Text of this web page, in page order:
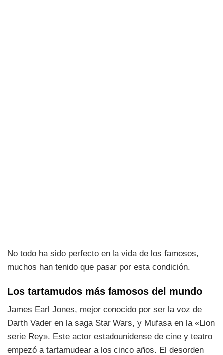
No todo ha sido perfecto en la vida de los famosos,
muchos han tenido que pasar por esta condición.
Los tartamudos más famosos del mundo
James Earl Jones, mejor conocido por ser la voz de
Darth Vader en la saga Star Wars, y Mufasa en la «Lion
serie Rey». Este actor estadounidense de cine y teatro
empezó a tartamudear a los cinco años. El desorden